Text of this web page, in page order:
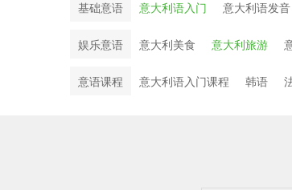
基础意语 意大利语入门 意大利语发音
娱乐意语 意大利美食 意大利旅游
意语课程 意大利语入门课程 韩语